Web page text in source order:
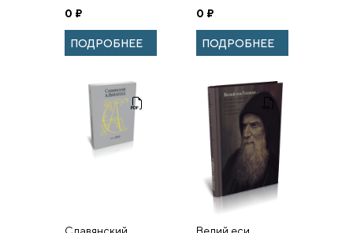
112.
0 ₽
ПОДРОБНЕЕ
российского
дипломата И. М.
Лекса к Н. П.
Игнатьеву.
0 ₽
ПОДРОБНЕЕ
Славянский
Велий еси